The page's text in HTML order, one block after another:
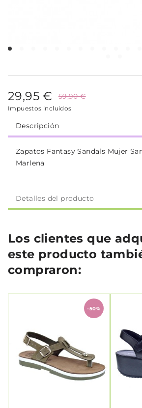
29,95 € 59,90 €
Impuestos incluidos
Descripción
Zapatos Fantasy Sandals Mujer
Marlena
Detalles del producto
Los clientes que
este producto
compraron:
-50%